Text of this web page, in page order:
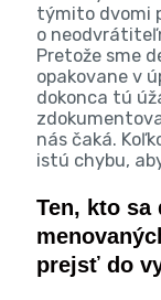
týmito dvomi
o
Pretože sme
opakovane v
dokonca tú
nás čaká.
istú chybu,
Ten, kto sa
prejsť do